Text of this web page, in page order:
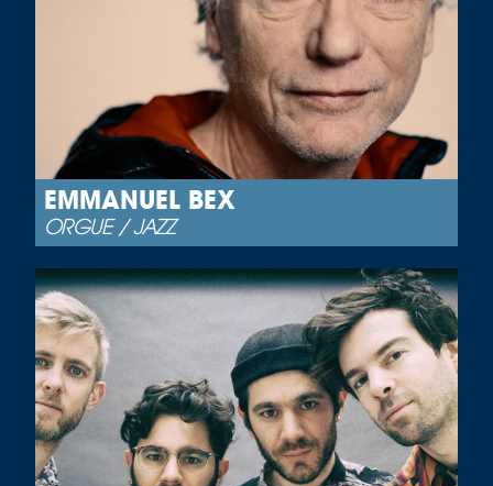
EMMANUEL BEX
ORGUE / JAZZ